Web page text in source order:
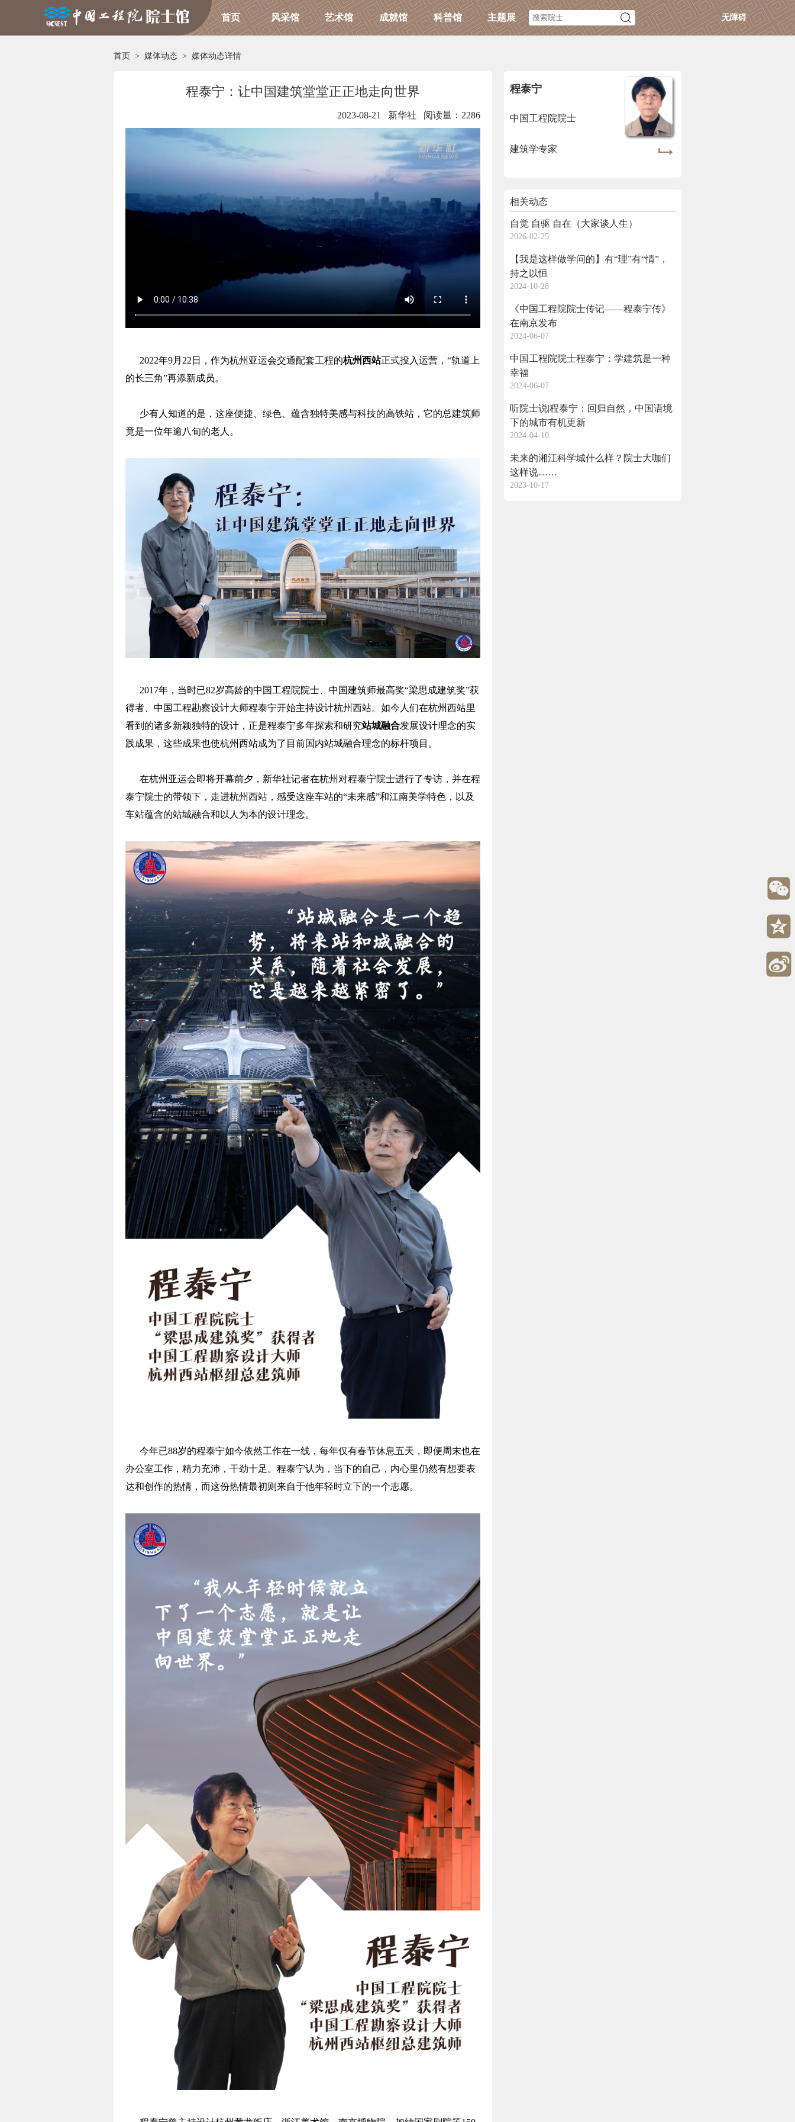
首页 风采馆 艺术馆 成就馆 科普馆 主题展 无障碍
首页 > 媒体动态 > 媒体动态详情
程泰宁：让中国建筑堂堂正正地走向世界
2023-08-21 新华社 阅读量：2286
2022年9月22日，作为杭州亚运会交通配套工程的杭州西站正式投入运营，“轨道上
的长三角”再添新成员。
少有人知道的是，这座便捷、绿色、蕴含独特美感与科技的高铁站，它的总建筑师
竟是一位年逾八旬的老人。
2017年，当时已82岁高龄的中国工程院院士、中国建筑师最高奖“梁思成建筑奖”获
得者、中国工程勘察设计大师程泰宁开始主持设计杭州西站。如今人们在杭州西站里
看到的诸多新颖独特的设计，正是程泰宁多年探索和研究站城融合发展设计理念的实
践成果，这些成果也使杭州西站成为了目前国内站城融合理念的标杆项目。
在杭州亚运会即将开幕前夕，新华社记者在杭州对程泰宁院士进行了专访，并在程
泰宁院士的带领下，走进杭州西站，感受这座车站的“未来感”和江南美学特色，以及
车站蕴含的站城融合和以人为本的设计理念。
今年已88岁的程泰宁如今依然工作在一线，每年仅有春节休息五天，即便周末也在
办公室工作，精力充沛，干劲十足。程泰宁认为，当下的自己，内心里仍然有想要表
达和创作的热情，而这份热情最初则来自于他年轻时立下的一个志愿。
程泰宁
中国工程院院士
建筑学专家
相关动态
自觉 自驱 自在（大家谈人生）
2026-02-25
【我是这样做学问的】有“理”有“情”，
持之以恒
2024-10-28
《中国工程院院士传记——程泰宁传》
在南京发布
2024-06-07
中国工程院院士程泰宁：学建筑是一种
幸福
2024-06-07
听院士说|程泰宁：回归自然，中国语境
下的城市有机更新
2024-04-10
未来的湘江科学城什么样？院士大咖们
这样说……
2023-10-17